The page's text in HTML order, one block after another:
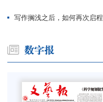
写作搁浅之后，如何再次启程